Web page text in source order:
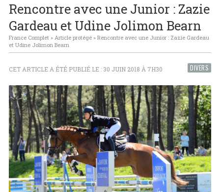
indoor reviennent le 23 Janvier 2027 !
Rencontre avec une Junior : Zazie
Gardeau et Udine Jolimon Bearn
France Complet» Article protégé» Rencontre avec une Junior : Zazie Gardeau
et Udine Jolimon Bearn
DIVERS
CET ARTICLE A ÉTÉ PUBLIÉ LE : 30 JUIN 2018 À 7H30